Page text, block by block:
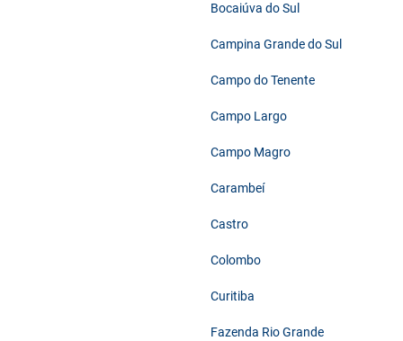
Bocaiúva do Sul
Campina Grande do Sul
Campo do Tenente
Campo Largo
Campo Magro
Carambeí
Castro
Colombo
Curitiba
Fazenda Rio Grande